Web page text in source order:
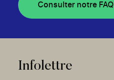
Consulter notre FAQ
Infolettre